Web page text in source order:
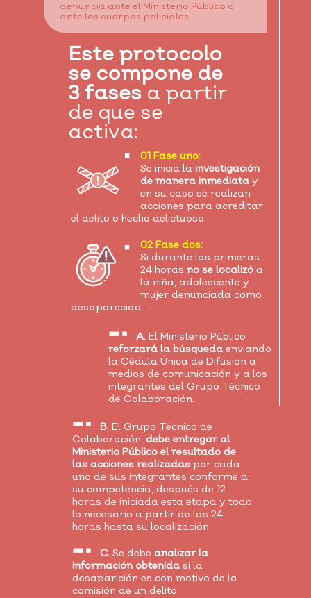
denuncia ante el Ministerio Público o
ante los cuerpos policiales.
Este protocolo
se compone de
3 fases a partir
de que se
activa:
01 Fase uno:
Se inicia la investigación
de manera inmediatay
en su caso se realizan
acciones para acreditar
el delito o hecho delictuoso.
02 Fase dos:
Si durante las primeras
24 horas no se localizóa
la niña, adolescente y
mujer denunciada como
desaparecida.:
A.El Ministerio Público
reforzará la búsquedaenviando
la Cédula Única de Difusión a
medios de comunicación y a los
integrantes del Grupo Técnico
de Colaboración.
B. El Grupo Técnico de
Colaboración,debe entregar al
Ministerio Público el resultado de
las acciones realizadas por cada
uno de sus integrantes conforme a
su competencia, después de 12
horas de iniciada esta etapa y todo
lo necesario a partir de las 24
horas hasta su localización.
C. Se debeanalizar la
información obtenida si la
desaparición es con motivo de la
comisión de un delito.